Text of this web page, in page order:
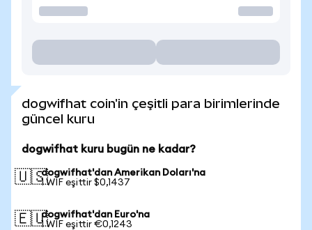
dogwifhat coin'in çeşitli para birimlerinde
güncel kuru
dogwifhat kuru bugün ne kadar?
🇺🇸dogwifhat'dan Amerikan Doları'na
1 WIF eşittir $0,1437
🇪🇺dogwifhat'dan Euro'na
1 WIF eşittir €0,1243